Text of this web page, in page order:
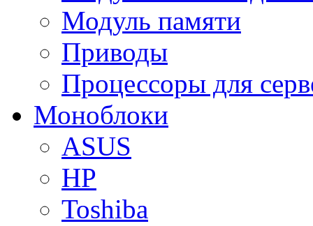
Модуль памяти
Приводы
Процессоры для
Моноблоки
ASUS
HP
Toshiba